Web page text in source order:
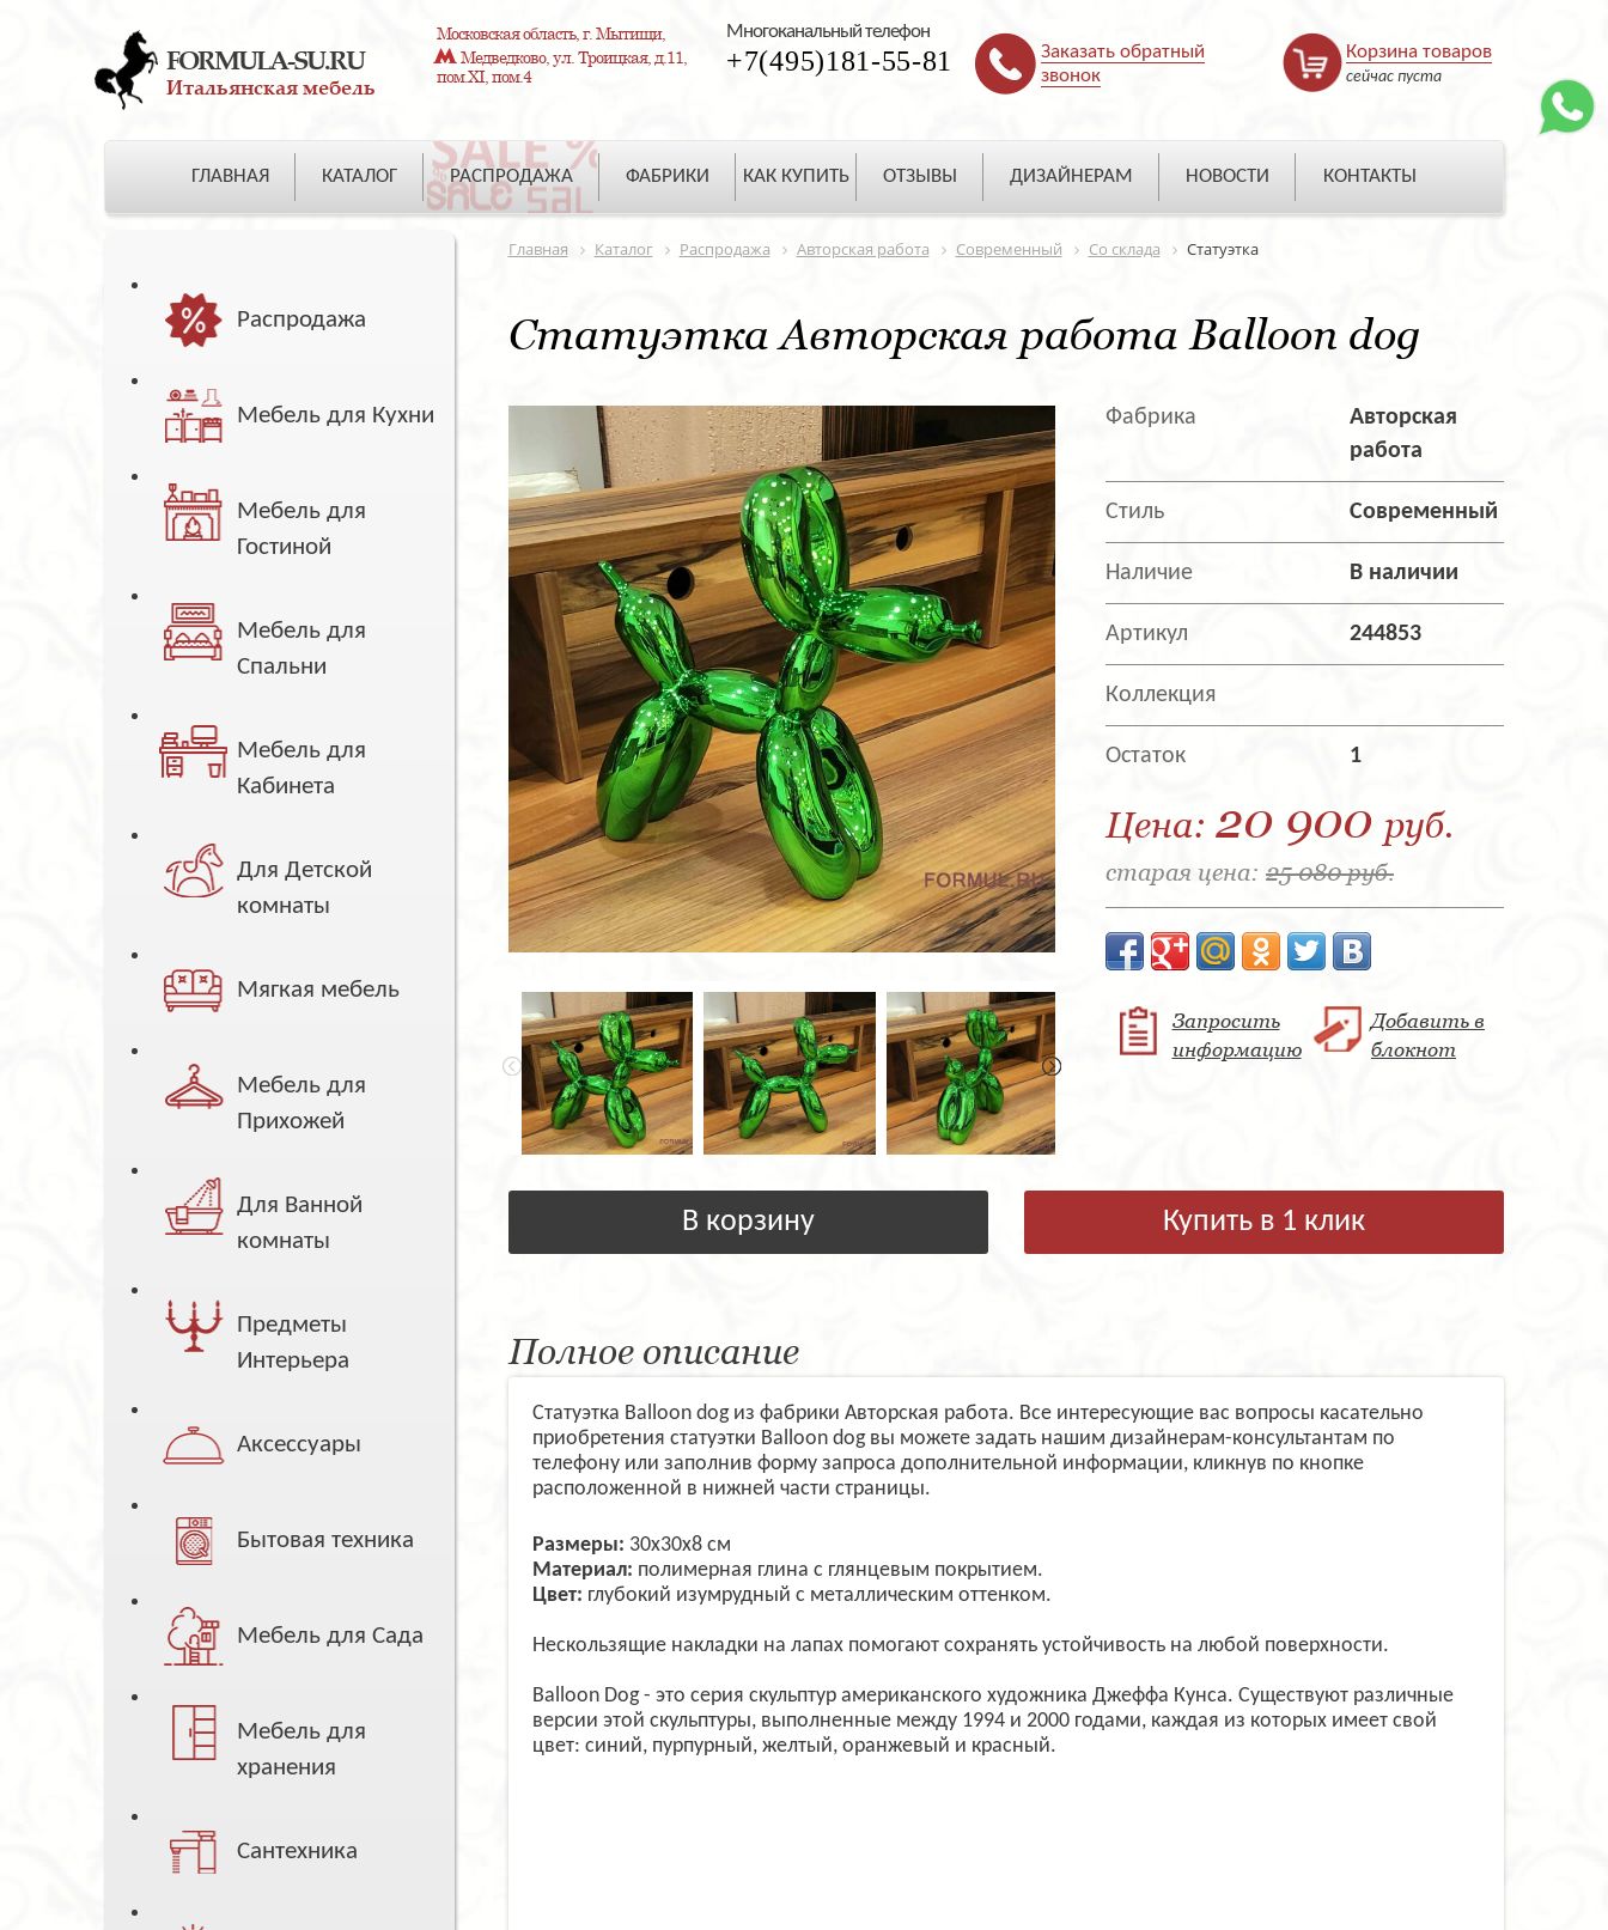
FORMULA-SU.RU
Итальянская мебель
Московская область, г. Мытищи,
Медведково, ул. Троицкая, д.11,
пом.XI, пом.4
Многоканальный телефон
+7(495)181-55-81
Заказать обратный
звонок
Корзина товаров
сейчас пуста
ГЛАВНАЯ КАТАЛОГ РАСПРОДАЖА ФАБРИКИ КАК КУПИТЬ ОТЗЫВЫ ДИЗАЙНЕРАМ НОВОСТИ КОНТАКТЫ
Распродажа
Мебель для Кухни
Мебель для
Гостиной
Мебель для
Спальни
Мебель для
Кабинета
Для Детской
комнаты
Мягкая мебель
Мебель для
Прихожей
Для Ванной
комнаты
Предметы
Интерьера
Аксессуары
Бытовая техника
Мебель для Сада
Мебель для
хранения
Сантехника
Главная Каталог Распродажа Авторская работа Современный Со склада Статуэтка
Статуэтка Авторская работа Balloon dog
Фабрика
Авторская
работа
Стиль Современный
Наличие В наличии
Артикул 244853
Коллекция
Остаток 1
Цена: 20 900 руб.
старая цена: 25 080 руб.
Запросить
информацию
Добавить в
блокнот
В корзину Купить в 1 клик
Полное описание
Статуэтка Balloon dog из фабрики Авторская работа. Все интересующие вас вопросы касательно
приобретения статуэтки Balloon dog вы можете задать нашим дизайнерам-консультантам по
телефону или заполнив форму запроса дополнительной информации, кликнув по кнопке
расположенной в нижней части страницы.
Размеры: 30х30х8 см
Материал: полимерная глина с глянцевым покрытием.
Цвет: глубокий изумрудный с металлическим оттенком.
Нескользящие накладки на лапах помогают сохранять устойчивость на любой поверхности.
Balloon Dog - это серия скульптур американского художника Джеффа Кунса. Существуют различные
версии этой скульптуры, выполненные между 1994 и 2000 годами, каждая из которых имеет свой
цвет: синий, пурпурный, желтый, оранжевый и красный.